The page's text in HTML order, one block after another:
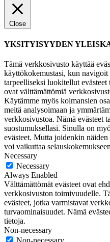
Close
YKSITYISYYDEN
Tämä verkkosivusto käyttää
käyttökokemustasi, kun
tarpeelliseksi luokitellut evästeet
ovat välttämättömiä
Käytämme myös kolmansien
meitä analysoimaan ja
verkkosivustoa. Nämä evästeet
suostumuksellasi. Sinulla on
evästeet. Mutta joidenkin
voi vaikuttaa
Necessary
Necessary
Always Enabled
Välttämättömät evästeet ovat
verkkosivuston toimivuudelle.
evästeet, jotka varmistavat
turvaominaisuudet. Nämä
tietoja.
Non-necessary